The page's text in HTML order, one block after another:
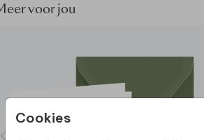
Cookies
voor jou